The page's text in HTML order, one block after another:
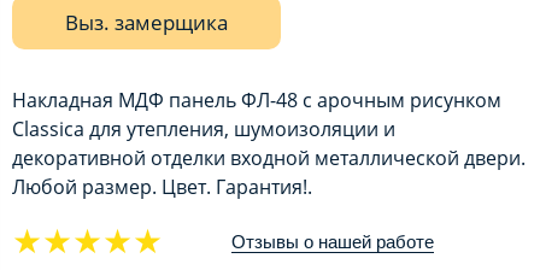
Выз. замерщика
Накладная МДФ панель ФЛ-48 с арочным рисунком
Classica для утепления, шумоизоляции и
декоративной отделки входной металлической двери.
Любой размер. Цвет. Гарантия!.
★★★★★ Отзывы о нашей работе